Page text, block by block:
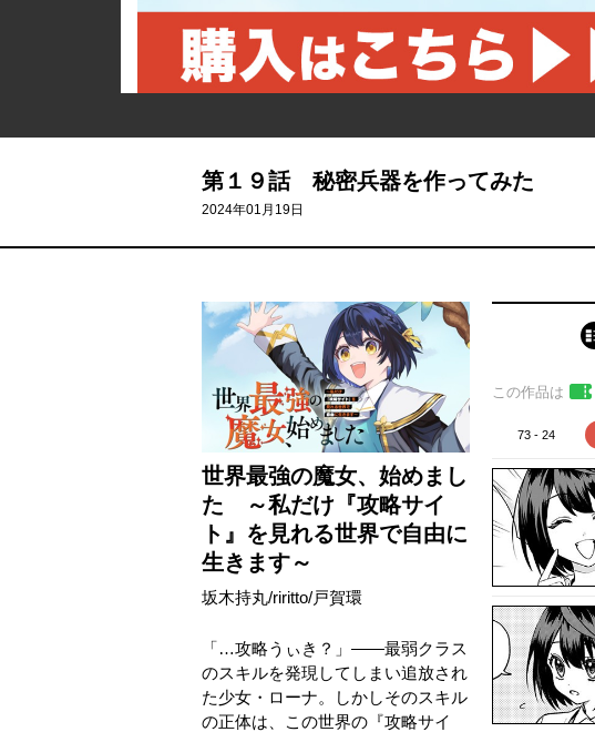
第１９話 秘密兵器を作ってみた
2024年01月19日
世界最強の魔女、始めまし
た ～私だけ『攻略サイ
ト』を見れる世界で自由に
生きます～
坂木持丸/riritto/戸賀環
「…攻略うぃき？」――最弱クラス
のスキルを発現してしまい追放され
た少女・ローナ。しかしそのスキル
の正体は、この世界の『攻略サイ
この作品は
73 - 24